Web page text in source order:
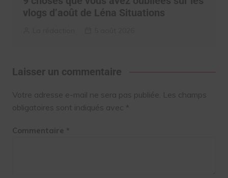
vlogs d’août de Léna Situations
Laisser un commentaire
Votre adresse e-mail ne sera pas publiée. Les champs
obligatoires sont indiqués avec *
Commentaire *